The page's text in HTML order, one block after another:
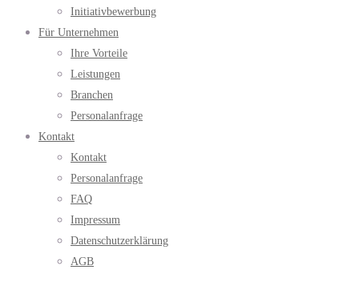
Initiativbewerbung
Für Unternehmen
Ihre Vorteile
Leistungen
Branchen
Personalanfrage
Kontakt
Kontakt
Personalanfrage
FAQ
Impressum
Datenschutzerklärung
AGB